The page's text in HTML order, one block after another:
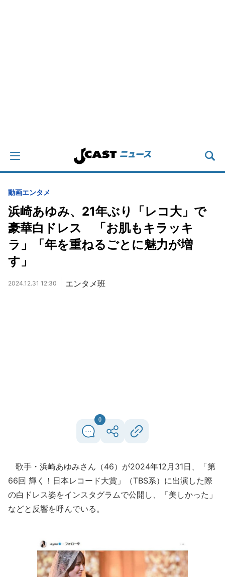
動画エンタメ
浜崎あゆみ、21年ぶり「レコ大」で
豪華白ドレス 「お肌もキラッキ
ラ」「年を重ねるごとに魅力が増
す」
2024.12.31 12:30 エンタメ班
0
歌手・浜崎あゆみさん（46）が2024年12月31日、「第
66回 輝く！日本レコード大賞」（TBS系）に出演した際
の白ドレス姿をインスタグラムで公開し、「美しかった」
などと反響を呼んでいる。